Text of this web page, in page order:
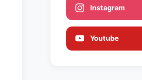
Instagram
Youtube